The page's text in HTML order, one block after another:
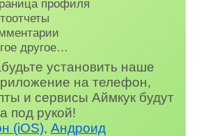
профиля
другое…
установить наше
на телефон,
и сервисы Аймкук будут
под рукой!
(iOS),Андроид